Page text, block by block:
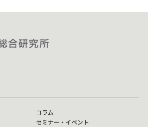
コラム
セミナー・イベント